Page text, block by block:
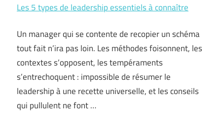
Les 5 types de leadership essentiels à connaître
Un manager qui se contente de recopier un schéma
tout fait n’ira pas loin. Les méthodes foisonnent, les
contextes s’opposent, les tempéraments
s’entrechoquent : impossible de résumer le
leadership à une recette universelle, et les conseils
qui pullulent ne font …